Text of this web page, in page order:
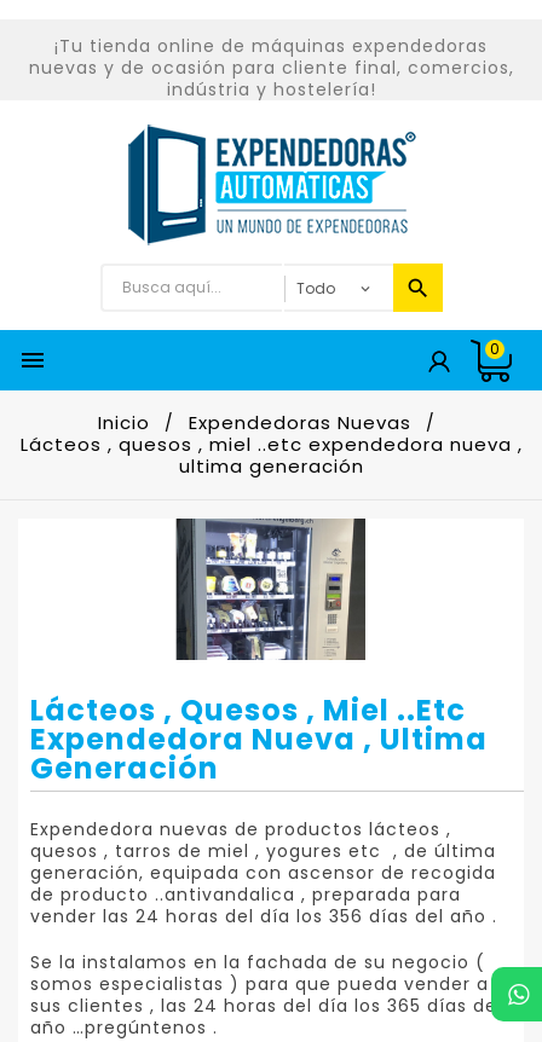
¡Tu tienda online de máquinas expendedoras
nuevas y de ocasión para cliente final, comercios,
indústria y hostelería!
 0
Inicio
Expendedoras Nuevas
Lácteos , quesos , miel ..etc expendedora nueva ,
ultima generación
Lácteos , Quesos , Miel ..etc
Expendedora Nueva , Ultima
Generación
Expendedora nuevas de productos lácteos ,
quesos , tarros de miel , yogures etc , de última
generación, equipada con ascensor de recogida
de producto ..antivandalica , preparada para
vender las 24 horas del día los 356 días del año .
Se la instalamos en la fachada de su negocio (
somos especialistas ) para que pueda vender a
sus clientes , las 24 horas del día los 365 días del
año …pregúntenos .